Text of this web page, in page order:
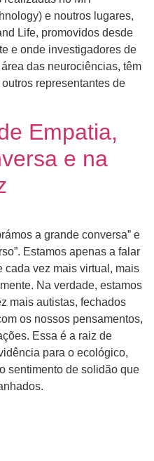
e noutros lugares,
Life, promovidos desde
e onde investigadores de
das neurociências, têm
representantes de
Empatia,
e na
a grande conversa” e
Estamos apenas a falar
cada vez mais virtual, mais
Na verdade, estamos
mais autistas, fechados
os nossos pensamentos,
Essa é a raiz de
para o ecológico,
sentimento de solidão que